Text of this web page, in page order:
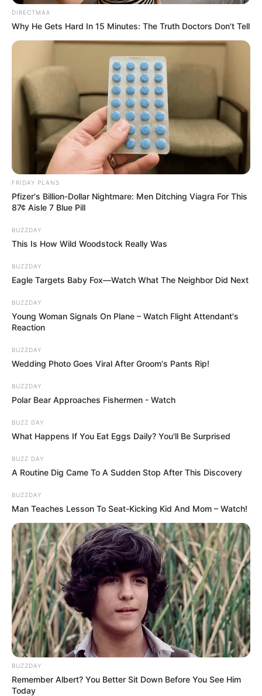
DIRECTMAX
Why He Gets Hard In 15 Minutes: The Truth Doctors Don't Tell
FRIDAY PLANS
Pfizer's Billion-Dollar Nightmare: Men Ditching Viagra For This
87¢ Aisle 7 Blue Pill
BUZZDAY
This Is How Wild Woodstock Really Was
BUZZDAY
Eagle Targets Baby Fox—Watch What The Neighbor Did Next
BUZZDAY
Young Woman Signals On Plane – Watch Flight Attendant's
Reaction
BUZZDAY
Wedding Photo Goes Viral After Groom's Pants Rip!
BUZZDAY
Polar Bear Approaches Fishermen - Watch
BUZZ DAY
What Happens If You Eat Eggs Daily? You'll Be Surprised
BUZZ DAY
A Routine Dig Came To A Sudden Stop After This Discovery
BUZZDAY
Man Teaches Lesson To Seat-Kicking Kid And Mom – Watch!
BUZZDAY
Remember Albert? You Better Sit Down Before You See Him
Today